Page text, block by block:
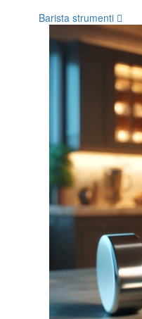
Barista strumenti